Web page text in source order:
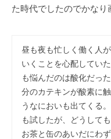
た時代でしたのでかなり
昼も夜も忙しく働く人
いくことを心配してい
も悩んだのは酸化だっ
分のカテキンが酸素に
うなにおいも出てくる
も試したが、どうして
お茶と缶のあいだにわ